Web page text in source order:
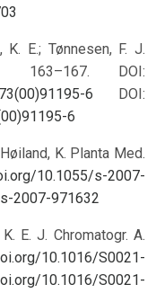
K. E.; Tønnesen, F. J.
163–167. DOI:
6
DOI:
6
K. Planta Med.
10.1055/s-2007-
2007-971632
E. J. Chromatogr. A.
10.1016/S0021-
10.1016/S0021-